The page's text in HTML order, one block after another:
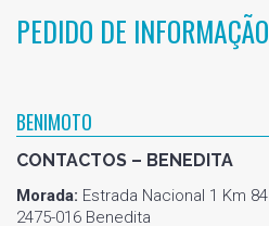
PEDIDO DE INFORMAÇÃO
BENIMOTO
CONTACTOS – BENEDITA
Morada: Estrada Nacional 1 Km 84
2475-016 Benedita